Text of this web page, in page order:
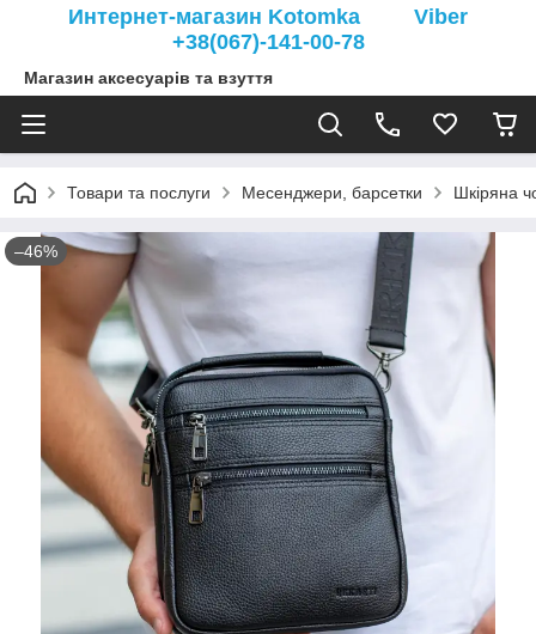
Интернет-магазин Kotomka Viber
+38(067)-141-00-78
Магазин аксесуарів та взуття
Товари та послуги Месенджери, барсетки Шкіряна
–46%